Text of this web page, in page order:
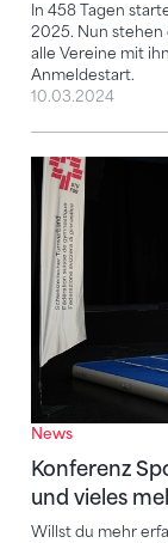
In 458 Tagen
2025. Nun
alle Vereine mit
Anmeldestart.
10.03.2024
News
Konferenz
und vieles
Willst du mehr
Konferenz